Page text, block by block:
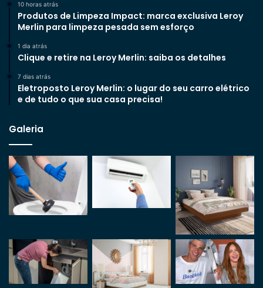
10 horas atrás
Produtos de Limpeza Impact: marca exclusiva Leroy
Merlin para limpeza pesada sem esforço
1 dia atrás
Clique e retire na Leroy Merlin: saiba os detalhes
7 dias atrás
Eletroposto Leroy Merlin: o lugar do seu carro elétrico
e de tudo o que sua casa precisa!
Galeria